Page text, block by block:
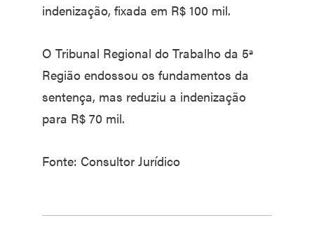
indenização, fixada em R$ 100 mil.
O Tribunal Regional do Trabalho da 5ª
Região endossou os fundamentos da
sentença, mas reduziu a indenização
para R$ 70 mil.
Fonte: Consultor Jurídico